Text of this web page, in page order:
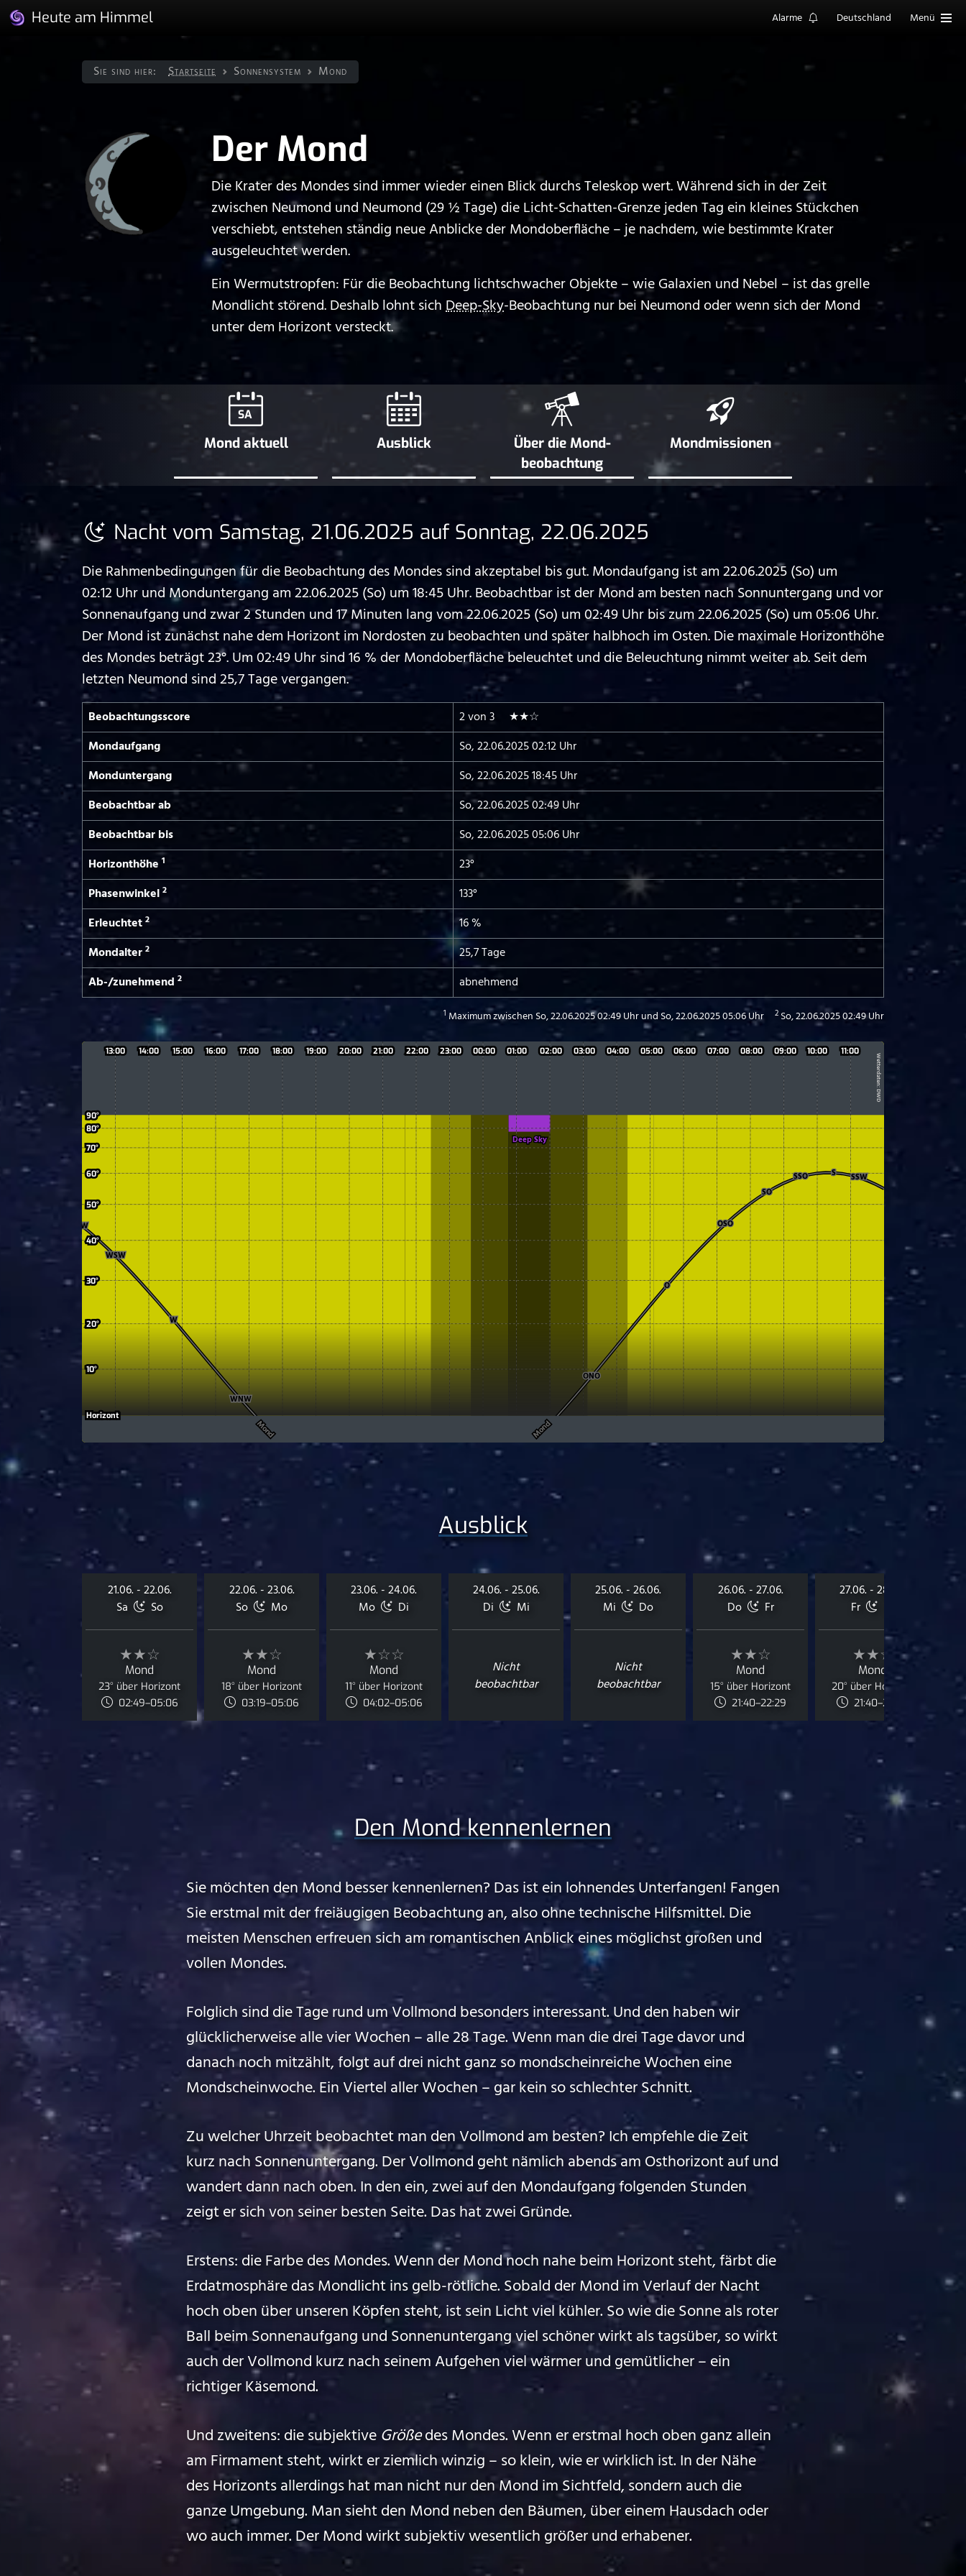
Heute am Himmel Alarme Deutschland Menü
Sie sind hier: Startseite Sonnen­system Mond
Der Mond
Die Krater des Mondes sind immer wieder einen Blick durchs Teleskop wert. Während sich in der Zeit
zwischen Neumond und Neumond (29 ½ Tage) die Licht-Schatten-Grenze jeden Tag ein kleines Stückchen
verschiebt, entstehen ständig neue Anblicke der Mondoberfläche – je nachdem, wie bestimmte Krater
ausgeleuchtet werden.
Ein Wermutstropfen: Für die Beobachtung lichtschwacher Objekte – wie Galaxien und Nebel – ist das grelle
Mondlicht störend. Deshalb lohnt sichDeep-Sky-Beobachtung nur bei Neumond oder wenn sich der Mond
unter dem Horizont versteckt.
SA
Mond aktuell Ausblick
Über die Mond­
beobachtung
Mond­missionen
Nacht vom Samstag, 21.06.2025 auf Sonntag, 22.06.2025
Die Rahmenbedingungen für die Beobachtung des Mondes sind akzeptabel bis gut. Mondaufgang ist am 22.06.2025 (So) um
02:12 Uhr und Monduntergang am 22.06.2025 (So) um 18:45 Uhr. Beobachtbar ist der Mond am besten nach Sonnuntergang und vor
Sonnenaufgang und zwar 2 Stunden und 17 Minuten lang vom 22.06.2025 (So) um 02:49 Uhr bis zum 22.06.2025 (So) um 05:06 Uhr.
Der Mond ist zunächst nahe dem Horizont im Nordosten zu beobachten und später halbhoch im Osten. Die maximale Horizonthöhe
des Mondes beträgt 23°. Um 02:49 Uhr sind 16 % der Mondoberfläche beleuchtet und die Beleuchtung nimmt weiter ab. Seit dem
letzten Neumond sind 25,7 Tage vergangen.
Beobachtungs­score
2 von 3 ★★☆
Mond­aufgang
So, 22.06.2025 02:12 Uhr
Mond­untergang
So, 22.06.2025 18:45 Uhr
Beobachtbar ab
So, 22.06.2025 02:49 Uhr
Beobachtbar bis
So, 22.06.2025 05:06 Uhr
Horizont­höhe 1
23°
Phasen­winkel 2
133°
Erleuchtet 2
16 %
Mond­alter 2
25,7 Tage
Ab-/­zunehmend 2 abnehmend
1 Maximum zwischen So, 22.06.2025 02:49 Uhr und So, 22.06.2025 05:06 Uhr 2 So, 22.06.2025 02:49 Uhr
Ausblick
21.06. - 22.06.
Sa
So
★★☆
Mond
23° über Horizont
02:49–05:06
22.06. - 23.06.
So
Mo
★★☆
Mond
18° über Horizont
03:19–05:06
23.06. - 24.06.
Mo
Di
★☆☆
Mond
11° über Horizont
04:02–05:06
24.06. - 25.06.
Di
Mi
Nicht
beobachtbar
25.06. - 26.06.
Mi
Do
Nicht
beobachtbar
26.06. - 27.06.
Do
Fr
★★☆
Mond
15° über Horizont
21:40–22:29
27.06. - 28.06.
Fr
★★☆
Mond
20° über Horizont
21:40–23:00
Den Mond kennenlernen
Sie möchten den Mond besser kennenlernen? Das ist ein lohnendes Unterfangen! Fangen
Sie erstmal mit der freiäugigen Beobachtung an, also ohne technische Hilfsmittel. Die
meisten Menschen erfreuen sich am romantischen Anblick eines möglichst großen und
vollen Mondes.
Folglich sind die Tage rund um Vollmond besonders interessant. Und den haben wir
glücklicherweise alle vier Wochen – alle 28 Tage. Wenn man die drei Tage davor und
danach noch mitzählt, folgt auf drei nicht ganz so mondscheinreiche Wochen eine
Mondscheinwoche. Ein Viertel aller Wochen – gar kein so schlechter Schnitt.
Zu welcher Uhrzeit beobachtet man den Vollmond am besten? Ich empfehle die Zeit
kurz nach Sonnenuntergang. Der Vollmond geht nämlich abends am Osthorizont auf und
wandert dann nach oben. In den ein, zwei auf den Mondaufgang folgenden Stunden
zeigt er sich von seiner besten Seite. Das hat zwei Gründe.
Erstens: die Farbe des Mondes. Wenn der Mond noch nahe beim Horizont steht, färbt die
Erdatmosphäre das Mondlicht ins gelb-rötliche. Sobald der Mond im Verlauf der Nacht
hoch oben über unseren Köpfen steht, ist sein Licht viel kühler. So wie die Sonne als roter
Ball beim Sonnenaufgang und Sonnenuntergang viel schöner wirkt als tagsüber, so wirkt
auch der Vollmond kurz nach seinem Aufgehen viel wärmer und gemütlicher – ein
richtiger Käsemond.
Und zweitens: die subjektive Größedes Mondes. Wenn er erstmal hoch oben ganz allein
am Firmament steht, wirkt er ziemlich winzig – so klein, wie er wirklich ist. In der Nähe
des Horizonts allerdings hat man nicht nur den Mond im Sichtfeld, sondern auch die
ganze Umgebung. Man sieht den Mond neben den Bäumen, über einem Hausdach oder
wo auch immer. Der Mond wirkt subjektiv wesentlich größer und erhabener.